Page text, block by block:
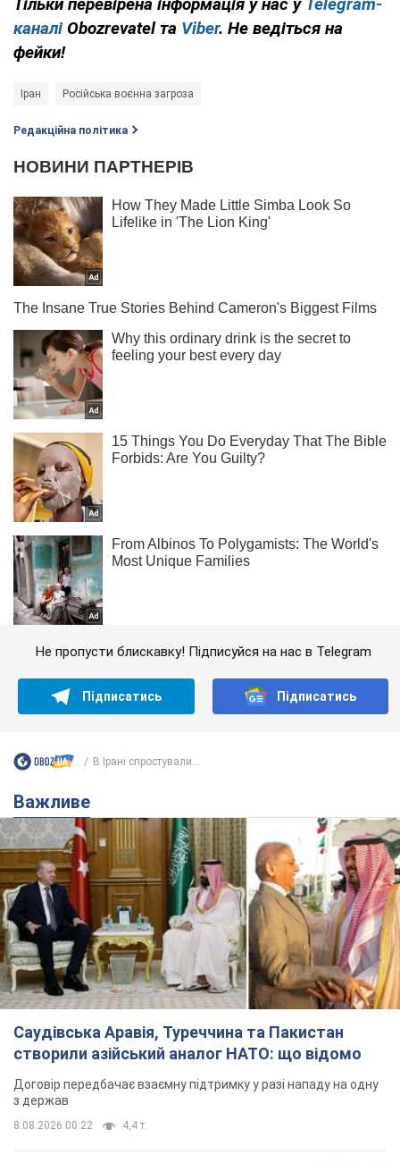
Тільки перевірена інформація у нас у Telegram-
каналі Obozrevatel та Viber. Не ведіться на
фейки!
Іран Російська воєнна загроза
Редакційна політика
Не пропусти блискавку! Підписуйся на нас в Telegram
Підписатись Підписатись
В Ірані спростували...
Важливе
Саудівська Аравія, Туреччина та Пакистан
створили азійський аналог НАТО: що відомо
Договір передбачає взаємну підтримку у разі нападу на одну
з держав
8.08.2026 00:22 4,4 т.